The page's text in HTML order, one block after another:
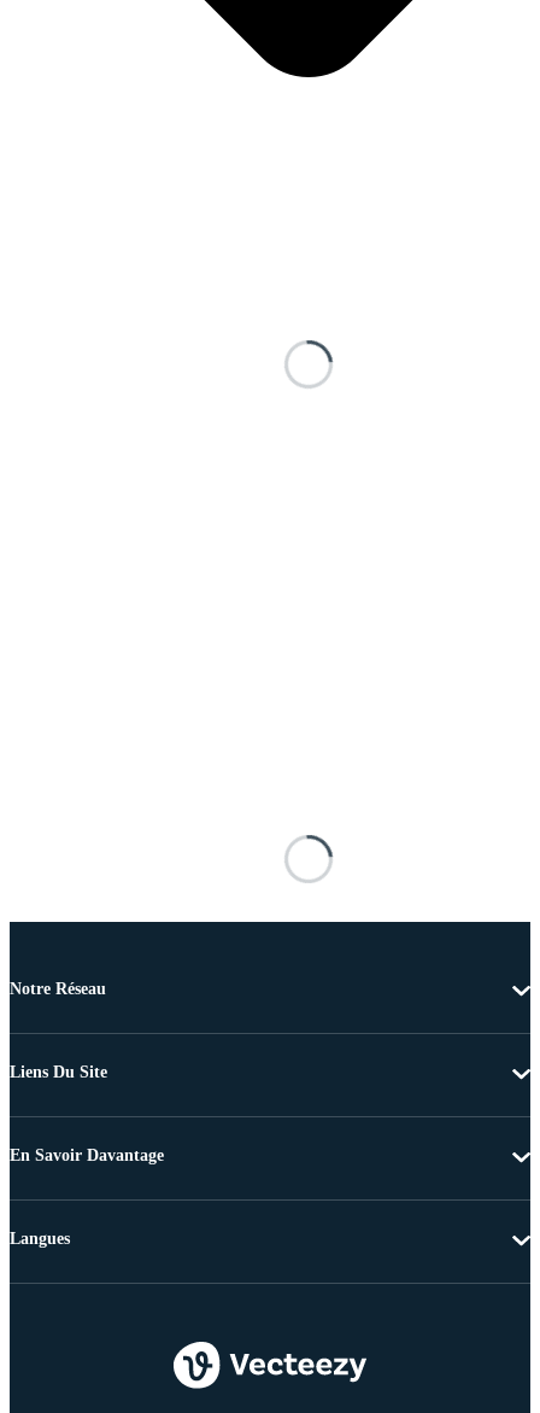
Notre Réseau
Liens Du Site
En Savoir Davantage
Langues